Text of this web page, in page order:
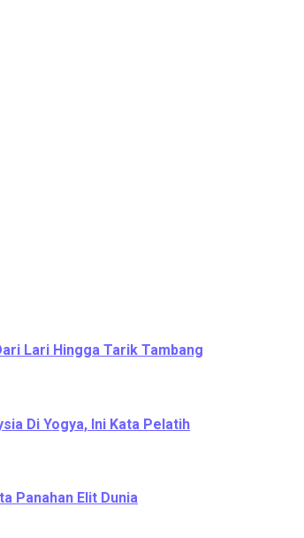
Lari Hingga Tarik Tambang
Di Yogya, Ini Kata Pelatih
Panahan Elit Dunia